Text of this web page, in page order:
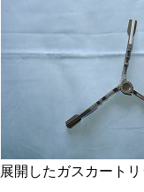
展開したガスカート